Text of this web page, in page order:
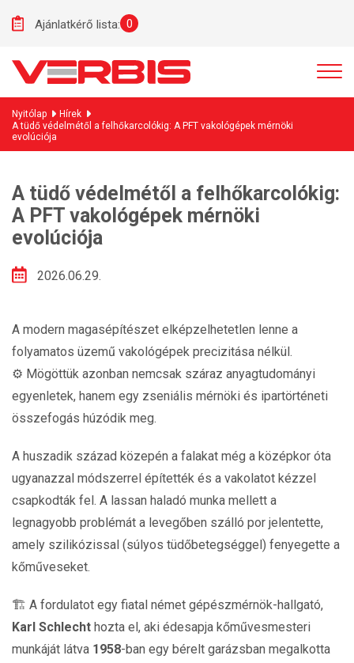
Ajánlatkérő lista: 0
Nyitólap
Hírek
A tüdő védelmétől a felhőkarcolókig: A PFT vakológépek mérnöki
evolúciója
A tüdő védelmétől a felhőkarcolókig:
A PFT vakológépek mérnöki
evolúciója
2026.06.29.
A modern magasépítészet elképzelhetetlen lenne a
folyamatos üzemű vakológépek precizitása nélkül.
⚙️ Mögöttük azonban nemcsak száraz anyagtudományi
egyenletek, hanem egy zseniális mérnöki és ipartörténeti
összefogás húzódik meg.
A huszadik század közepén a falakat még a középkor óta
ugyanazzal módszerrel építették és a vakolatot kézzel
csapkodták fel. A lassan haladó munka mellett a
legnagyobb problémát a levegőben szálló por jelentette,
amely szilikózissal (súlyos tüdőbetegséggel) fenyegette a
kőműveseket.
🏗️ A fordulatot egy fiatal német gépészmérnök-hallgató,
Karl Schlecht hozta el, aki édesapja kőművesmesteri
munkáját látva 1958-ban egy bérelt garázsban megalkotta